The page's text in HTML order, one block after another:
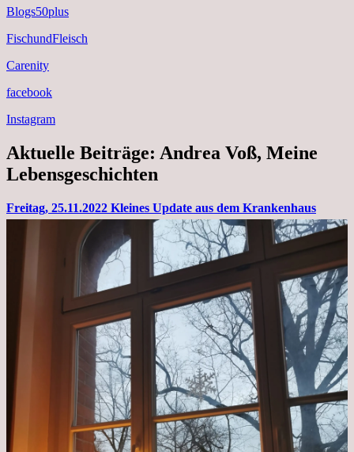
Blogs50plus
FischundFleisch
Carenity
facebook
Instagram
Aktuelle Beiträge: Andrea Voß, Meine
Lebensgeschichten
Freitag, 25.11.2022 Kleines Update aus dem Krankenhaus